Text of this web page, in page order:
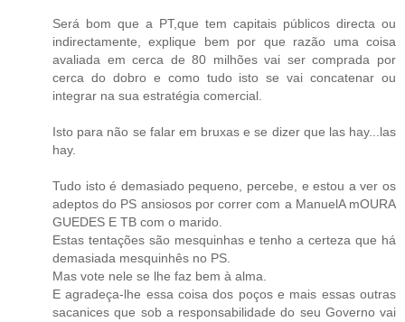
Será bom que a PT,que tem capitais públicos directa ou
indirectamente, explique bem por que razão uma coisa
avaliada em cerca de 80 milhões vai ser comprada por
cerca do dobro e como tudo isto se vai concatenar ou
integrar na sua estratégia comercial.
Isto para não se falar em bruxas e se dizer que las hay...las
hay.
Tudo isto é demasiado pequeno, percebe, e estou a ver os
adeptos do PS ansiosos por correr com a ManuelA mOURA
GUEDES E TB com o marido.
Estas tentações são mesquinhas e tenho a certeza que há
demasiada mesquinhês no PS.
Mas vote nele se lhe faz bem à alma.
E agradeça-lhe essa coisa dos poços e mais essas outras
sacanices que sob a responsabilidade do seu Governo vai